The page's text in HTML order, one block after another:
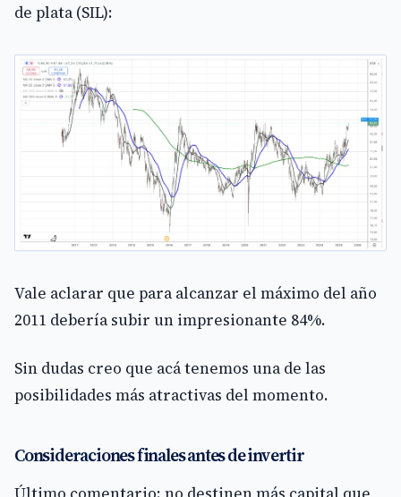
de plata (SIL):
Vale aclarar que para alcanzar el máximo del año
2011 debería subir un impresionante 84%.
Sin dudas creo que acá tenemos una de las
posibilidades más atractivas del momento.
Consideraciones finales antes de invertir